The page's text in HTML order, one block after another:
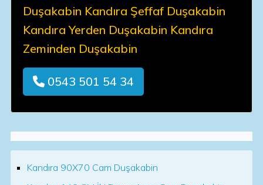
Duşakabin Kandıra Şeffaf Duşakabin
Kandıra Yerden Duşakabin Kandıra
Zeminden Duşakabin
0543 501 54 34
Kandıra 90X70 Cam Duşakabin